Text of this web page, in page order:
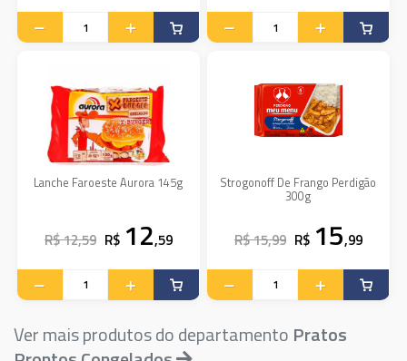
Lanche Faroeste Aurora 145g
R$ 12,59 R$ 12,59
Strogonoff De Frango Perdigão
300g
R$ 15,99 R$ 15,99
Ver mais produtos do departamento Pratos